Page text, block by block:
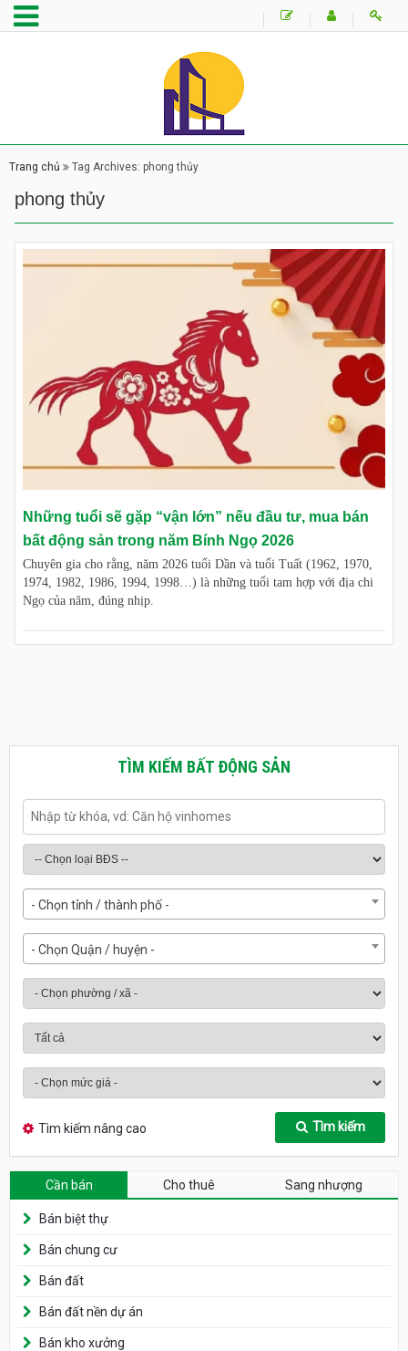
Trang chủ Tag Archives: phong thủy
phong thủy
Những tuổi sẽ gặp “vận lớn” nếu đầu tư, mua bán
bất động sản trong năm Bính Ngọ 2026
Chuyên gia cho rằng, năm 2026 tuổi Dần và tuổi Tuất (1962, 1970,
1974, 1982, 1986, 1994, 1998…) là những tuổi tam hợp với địa chi
Ngọ của năm, đúng nhịp.
TÌM KIẾM BẤT ĐỘNG SẢN
- Chọn tỉnh / thành phố -
- Chọn Quận / huyện -
Tìm kiếm nâng cao Tìm kiếm
Cần bán Cho thuê Sang nhượng
Bán biệt thự
Bán chung cư
Bán đất
Bán đất nền dự án
Bán kho xưởng